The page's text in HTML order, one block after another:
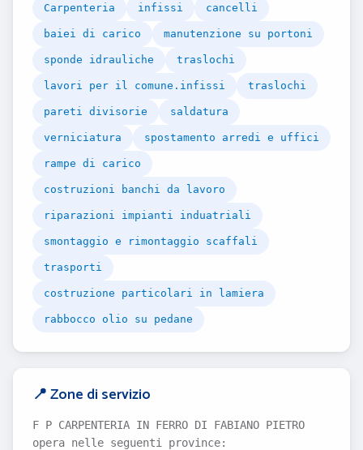
Carpenteria infissi cancelli
baiei di carico manutenzione su portoni
sponde idrauliche traslochi
lavori per il comune.infissi traslochi
pareti divisorie saldatura
verniciatura spostamento arredi e uffici
rampe di carico
costruzioni banchi da lavoro
riparazioni impianti induatriali
smontaggio e rimontaggio scaffali
trasporti
costruzione particolari in lamiera
rabbocco olio su pedane
📍 Zone di servizio
F P CARPENTERIA IN FERRO DI FABIANO PIETRO
opera nelle seguenti province: